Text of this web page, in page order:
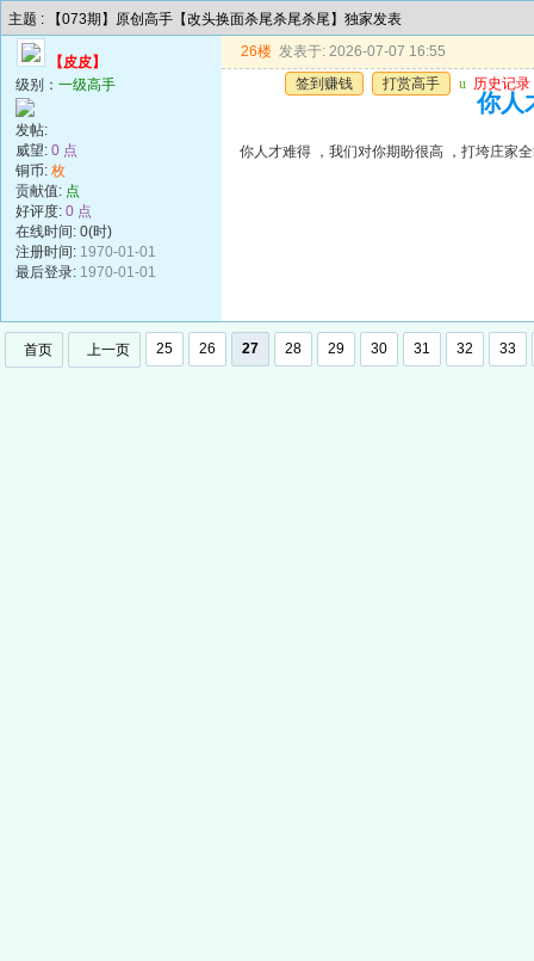
主题 : 【073期】原创高手【改头换面杀尾杀尾杀尾】独家发表
【皮皮】
级别： 一级高手
发帖:
威望: 0 点
铜币: 枚
贡献值: 点
好评度: 0 点
在线时间: 0(时)
注册时间: 1970-01-01
最后登录: 1970-01-01
26楼 发表于: 2026-07-07 16:55
签到赚钱
打赏高手 u 历史记录
你人
你人才难得 ，我们对你期盼很高 ，打垮庄家
首页 上一页 25 26 27 28 29 30 31 32 33